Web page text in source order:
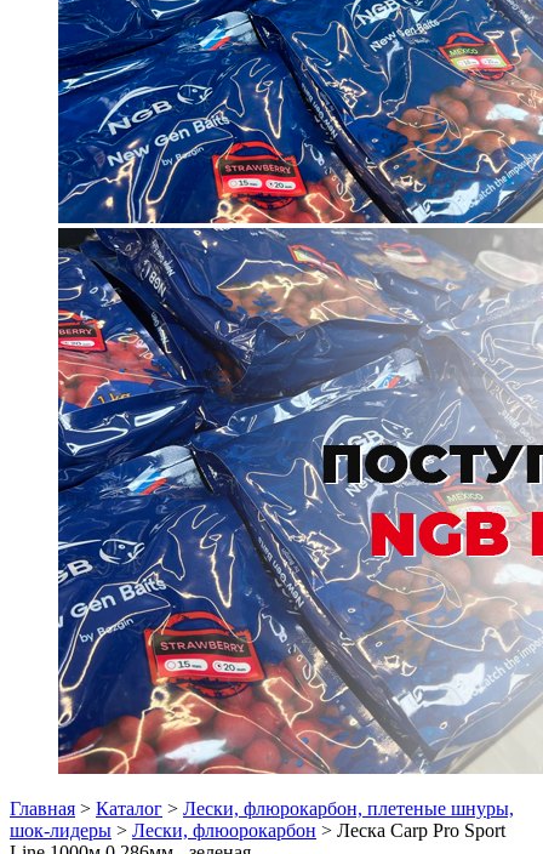
Главная > Каталог > Лески, флюрокарбон, плетеные шнуры,
шок-лидеры > Лески, флюорокарбон > Леска Carp Pro Sport